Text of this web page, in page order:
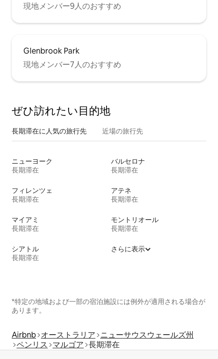
現地メンバー9人のおすすめ
Glenbrook Park
現地メンバー7人のおすすめ
ぜひ訪⁠れ⁠た⁠い目⁠的⁠地
長期滞在に人気の旅行先 近場の旅行先
ニューヨーク
長期滞在
バルセロナ
長期滞在
フィレンツェ
長期滞在
アテネ
長期滞在
マイアミ
長期滞在
モントリオール
長期滞在
シアトル
長期滞在
さらに表示
*特定の地域および一部の宿泊施設には例外が適用される場合が
あります。
Airbnb オーストラリア ニューサウスウェールズ州
ペンリス
マルゴア 長期滞在